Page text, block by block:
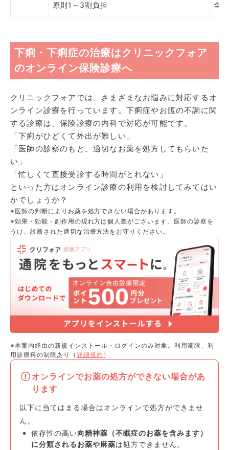
原則1～3割負担 全
下痢・下痢症の治療はクリニックフォア
のオンライン保険診療へ
クリニックフォアでは、さまざまなお悩みに対応するオ
ンライン診療を行っています。下痢症やお腹の不調に関
する診療は、保険診療の内科で対応が可能です。
「下痢がひどくて外出が難しい」
「医師の診察のもと、適切なお薬を処方してもらいた
い」
「忙しくて直接受診する時間がとれない」
といった方はオンライン診療の利用を検討してみてはい
かでしょうか？
※医師の判断によりお薬を処方できない場合があります。
※効果・効能・副作用の現れ方は個人差がございます。医師の診察を
うけ、診断された適切な治療方法をお守りください。
※本案内経由の新規インストール・ログインのみ対象。利用期限、利
用診療科の制限あり（ 詳細規約 ）
オンラインでお薬の処方ができない場合があ
ります
以下に当てはまる場合はオンラインで処方ができませ
ん。
依存性の高い向精神薬（不眠症のお薬を含みます）
に分類されるお薬や麻薬は処方できません。